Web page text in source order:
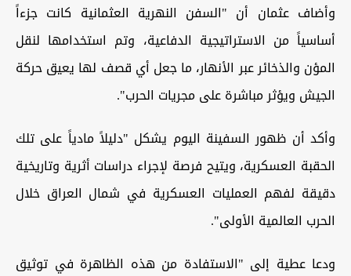
وأضاف عثمان أن "السفن النهرية العثمانية كانت جزءاً
أساسياً من الاستراتيجية الدفاعية، وتم استخدامها لنقل
المؤن والذخائر عبر الأنهار، ما جعل أي قصف لها يعيق حركة
الجيش ويؤثر مباشرة على مجريات الحرب".
وأكد أن ظهور السفينة اليوم يشكل "دليلاً مادياً على تلك
الحقبة العسكرية، ويتيح فرصة لإجراء دراسات أثرية وتاريخية
دقيقة لفهم العمليات العسكرية في شمال العراق خلال
الحرب العالمية الأولى".
ودعا عطية إلى "الاستفادة من هذه الظاهرة في توثيق